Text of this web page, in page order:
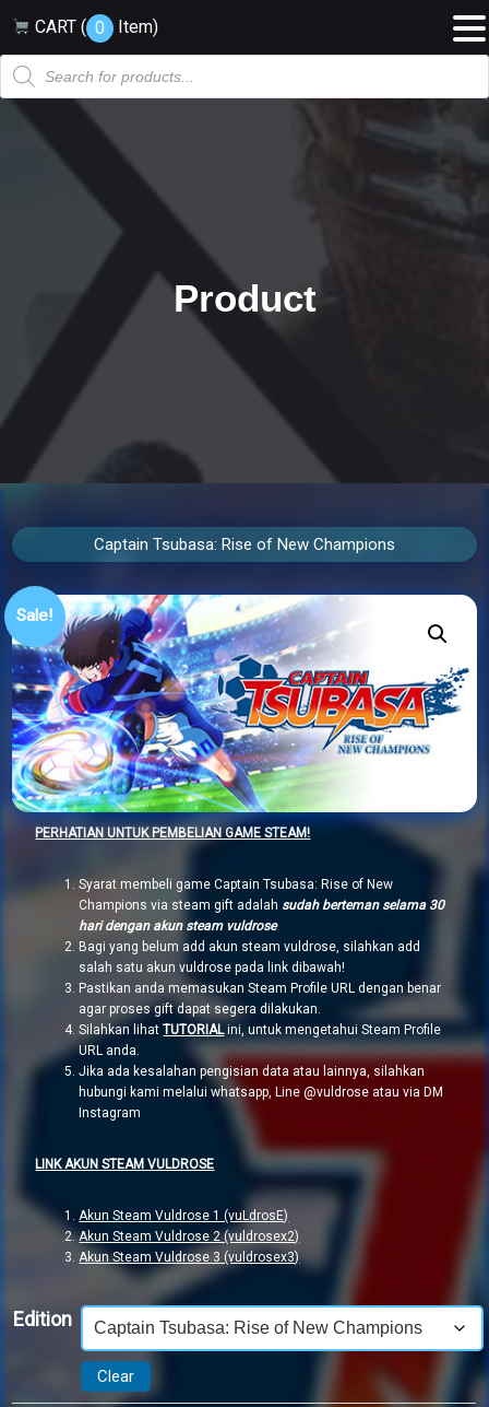
CART ( 0 Item)
Products
search
Product
Captain Tsubasa: Rise of New Champions
Sale!
PERHATIAN UNTUK PEMBELIAN GAME STEAM!
Syarat membeli game Captain Tsubasa: Rise of New
Champions via steam gift adalah sudah berteman selama 30
hari dengan akun steam vuldrose
Bagi yang belum add akun steam vuldrose, silahkan add
salah satu akun vuldrose pada link dibawah!
Pastikan anda memasukan Steam Profile URL dengan benar
agar proses gift dapat segera dilakukan.
Silahkan lihatTUTORIALini, untuk mengetahui Steam Profile
URL anda.
Jika ada kesalahan pengisian data atau lainnya, silahkan
hubungi kami melalui whatsapp, Line @vuldrose atau via DM
Instagram
LINK AKUN STEAM VULDROSE
Akun Steam Vuldrose 1 (vuLdrosE)
Akun Steam Vuldrose 2 (vuldrosex2)
Akun Steam Vuldrose 3 (vuldrosex3)
Edition
Clear